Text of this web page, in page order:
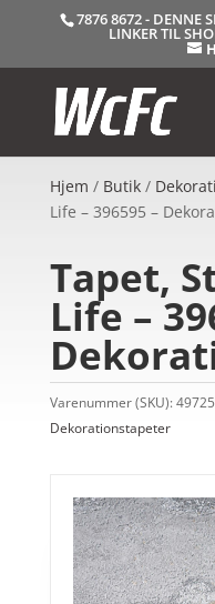
7876 8672 - DENNE
LINKER TIL
Hjem / Butik/
Life – 396595 –
Tapet,
Life –
Varenummer (SKU):
Dekorationstapeter